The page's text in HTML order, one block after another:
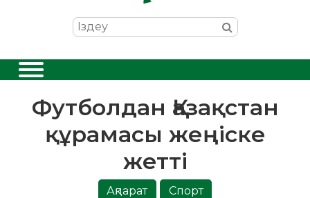
Футболдан Қазақстан
құрамасы жеңіске
жетті
Ақпарат
Спорт